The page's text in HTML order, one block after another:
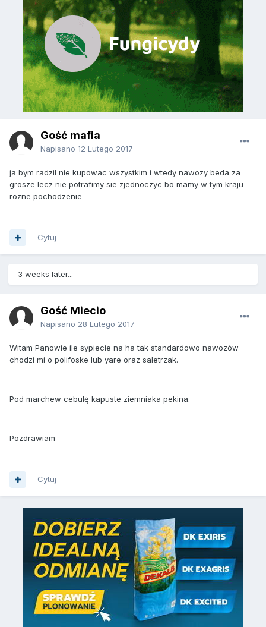
Gość mafia
Napisano 12 Lutego 2017
ja bym radzil nie kupowac wszystkim i wtedy nawozy beda za
grosze lecz nie potrafimy sie zjednoczyc bo mamy w tym kraju
rozne pochodzenie
Cytuj
3 weeks later...
Gość Miecio
Napisano 28 Lutego 2017
Witam Panowie ile sypiecie na ha tak standardowo nawozów
chodzi mi o polifoske lub yare oraz saletrzak.
Pod marchew cebulę kapuste ziemniaka pekina.
Pozdrawiam
Cytuj